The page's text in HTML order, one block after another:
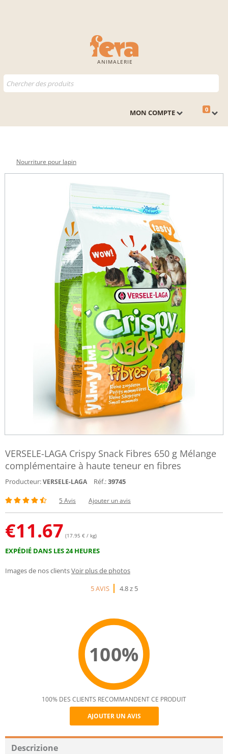
ANIMALERIE
0
MON COMPTE
Nourriture pour lapin
VERSELE-LAGA Crispy Snack Fibres 650 g Mélange
complémentaire à haute teneur en fibres
Producteur:VERSELE-LAGA Réf.:39745
5 Avis Ajouter un avis
€11.67 (17.95 € / kg)
EXPÉDIÉ DANS LES 24 HEURES
Images de nos clientsVoir plus de photos
5 AVIS
4.8 z 5
100%
Recommend
100% DES CLIENTS RECOMMANDENT CE PRODUIT
AJOUTER UN AVIS
Descrizione